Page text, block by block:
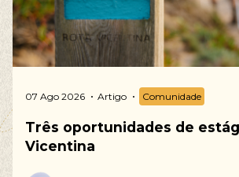
07 Ago 2026 Artigo Comunidade
Três oportunidades de
Vicentina